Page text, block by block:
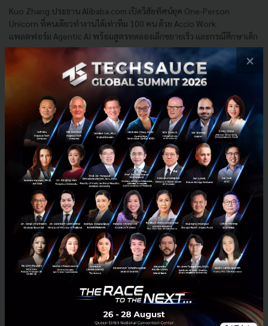
Kuo Zhang ประธาน Alibaba.com เปิดวิสัยทัศน์ยุค One-Person
Unicorn ที่คนเดียวทำงานได้เท่าทีม 100 คน ด้วย Accio Work
แพลตฟอร์ม Agentic AI พร้อมสูตรทดลองเล็กขยายเร็ว และกรณีศึกษาเด็ก
อ...
พฤษภาคม 11, 2026| By Techsauce Team
Tech & Biz AI SME Alibaba Kuo Zhang
E-mail :contact@techsauce.co
Tel : 02-001-5375
Mobile : 06-4658-9500
Techsauce Media
About Techsauce
Techsauce Services
×